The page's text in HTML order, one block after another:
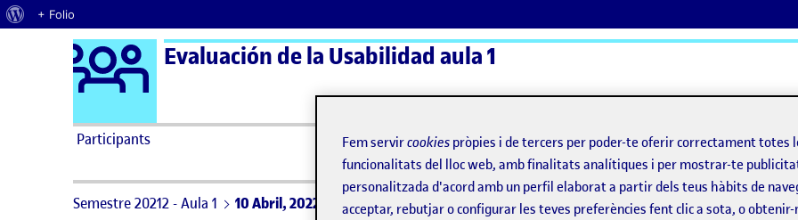
Quant al WordPress
+ Folio
Saltar al contingut Logo Ágora
Evaluación de la Usabilidad aula 1
Participants ActiFolios
Semestre 20212 - Aula 1 10 Abril, 2022
Fem servircookies pròpies i de tercers per poder-te oferir correctament totes
funcionalitats del lloc web, amb finalitats analítiques i per mostrar-te
personalitzada d'acord amb un perfil elaborat a partir dels teus hàbits de
acceptar, rebutjar o configurar les teves preferències fent clic a sota, o obtenir-